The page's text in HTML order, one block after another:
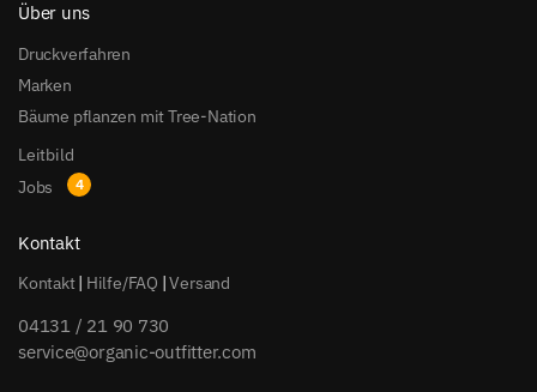
Über uns
Druckverfahren
Marken
Bäume pflanzen mit Tree-Nation
Leitbild
Jobs
Kontakt
Kontakt| Hilfe/FAQ |Versand
04131 / 21 90 730
service@organic-outfitter.com